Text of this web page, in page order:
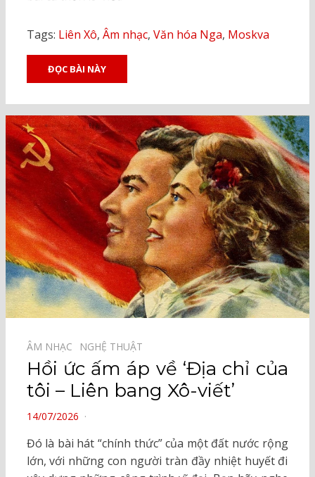
Tags: Liên Xô, Âm nhạc, Văn hóa Nga, Moskva
ĐỌC BÀI NÀY
ÂM NHẠC⠀ NGHỆ THUẬT⠀
Hồi ức ấm áp về ‘Địa chỉ của
tôi – Liên bang Xô-viết’
POSTED
14/07/2026
Đó là bài hát “chính thức” của một đất nước rộng
lớn, với những con người tràn đầy nhiệt huyết đi